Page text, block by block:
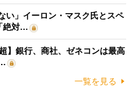
い」イーロン・マスク氏とスペ
絶対…
】銀行、商社、ゼネコンは最高
一覧を見る